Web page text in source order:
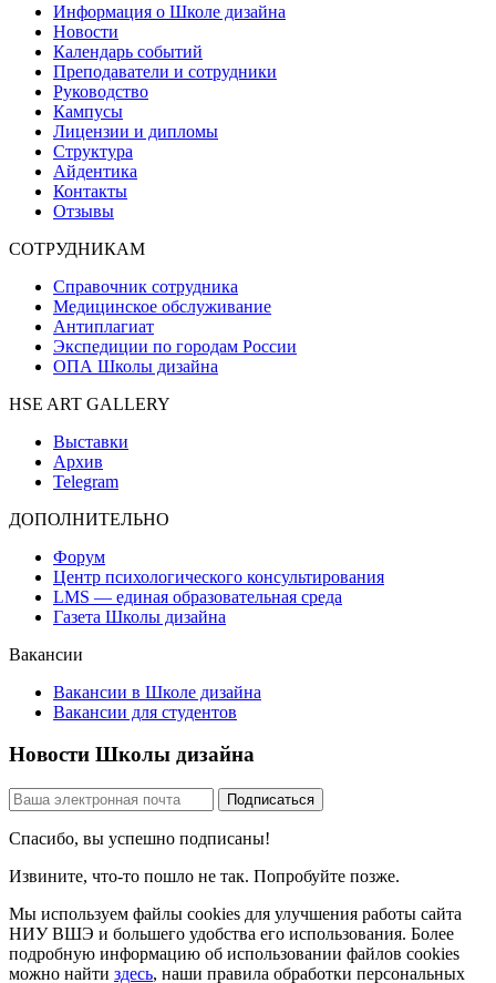
Информация о Школе дизайна
Новости
Календарь событий
Преподаватели и сотрудники
Руководство
Кампусы
Лицензии и дипломы
Структура
Айдентика
Контакты
Отзывы
СОТРУДНИКАМ
Справочник сотрудника
Медицинское обслуживание
Антиплагиат
Экспедиции по городам России
ОПА Школы дизайна
HSE ART GALLERY
Выставки
Архив
Telegram
ДОПОЛНИТЕЛЬНО
Форум
Центр психологического консультирования
LMS — единая образовательная среда
Газета Школы дизайна
Вакансии
Вакансии в Школе дизайна
Вакансии для студентов
Новости Школы дизайна
Спасибо, вы успешно подписаны!
Извините, что-то пошло не так. Попробуйте позже.
Мы используем файлы cookies для улучшения работы сайта
НИУ ВШЭ и большего удобства его использования. Более
подробную информацию об использовании файлов cookies
можно найти здесь, наши правила обработки персональных